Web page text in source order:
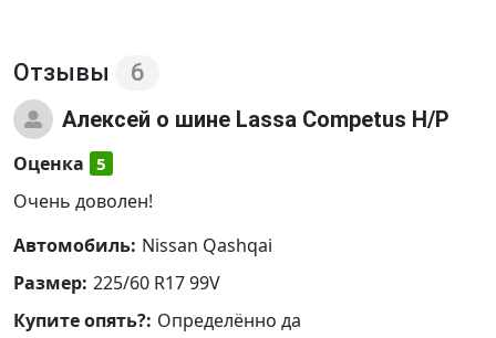
Отзывы 6
Алексей о шине Lassa Competus H/P
Оценка 5
Очень доволен!
Автомобиль: Nissan Qashqai
Размер: 225/60 R17 99V
Купите опять?: Определённо да